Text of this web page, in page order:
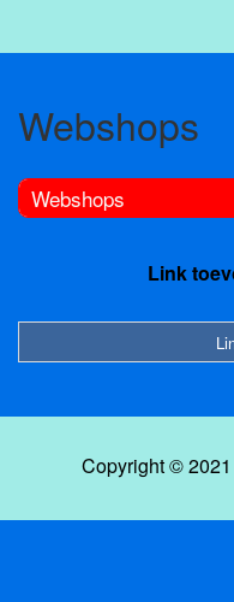
Webshops
Webshops
Link
Copyright ©